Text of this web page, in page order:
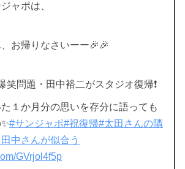
ャポは、
お帰りなさいーー🎉🎉
笑問題・田中裕二がスタジオ復帰❗️
１か月分の思いを存分に語っても
#サンジャポ#祝復帰#太田さんの隣
中さんが似合う
GVrjol4f5p